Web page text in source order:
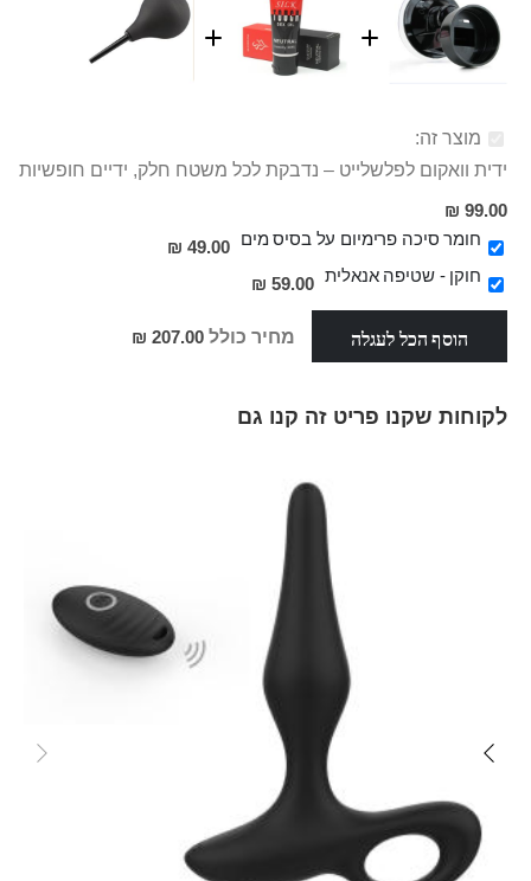
מוצר זה:
ידית וואקום לפלשלייט – נדבקת לכל משטח חלק, ידיים חופשיות
99.00 ₪
חומר סיכה פרימיום על בסיס מים
49.00 ₪
חוקן - שטיפה אנאלית 59.00 ₪
הוסף הכל לעגלה מחיר כולל 207.00 ₪
לקוחות שקנו פריט זה קנו גם